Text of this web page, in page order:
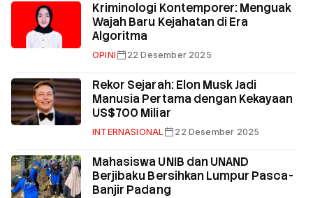
Kriminologi Kontemporer: Menguak
Wajah Baru Kejahatan di Era
Algoritma
OPINI 22 Desember 2025
Rekor Sejarah: Elon Musk Jadi
Manusia Pertama dengan Kekayaan
US$700 Miliar
INTERNASIONAL 22 Desember 2025
Mahasiswa UNIB dan UNAND
Berjibaku Bersihkan Lumpur Pasca-
Banjir Padang